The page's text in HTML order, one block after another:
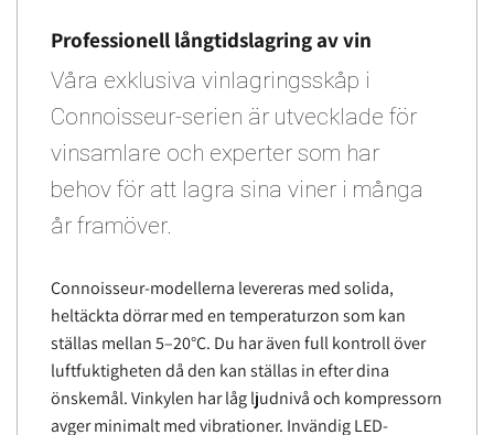
Professionell långtidslagring av vin
Våra exklusiva vinlagringsskåp i
Connoisseur-serien är utvecklade för
vinsamlare och experter som har
behov för att lagra sina viner i många
år framöver.
Connoisseur-modellerna levereras med solida,
heltäckta dörrar med en temperaturzon som kan
ställas mellan 5–20°C. Du har även full kontroll över
luftfuktigheten då den kan ställas in efter dina
önskemål. Vinkylen har låg ljudnivå och kompressorn
avger minimalt med vibrationer. Invändig LED-